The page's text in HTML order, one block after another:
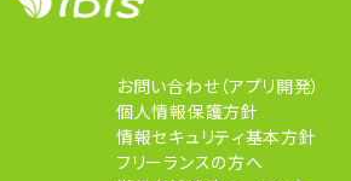
お問い合わせ（アプリ開発）
個人情報保護方針
情報セキュリティ基本方針
フリーランスの方へ